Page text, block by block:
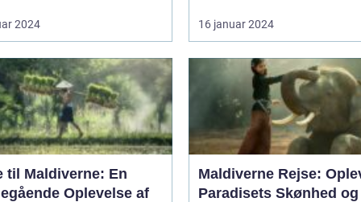
2024 16 januar 2024
til Maldiverne: En
Oplevelse af
Maldiverne Rejse:
Paradisets Skønhed og